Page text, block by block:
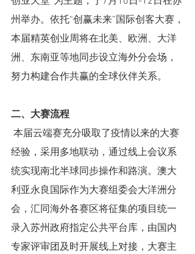
州举办。依托“创赢未来”国际创客大赛，
本届精英创业周将在北美、欧洲、大洋
洲、东南亚等地同步设立海外分会场，
努力构建合作共赢的全球伙伴关系。
二、大赛流程
经验，采用多地联动，通过线上会议系
统实现南北半球同步操作和路演。澳大
利亚永良国际作为大赛组委会大洋洲分
会，汇同海外各赛区将征集的项目统一
录入苏州政府指定公共平台库，由国内
专家评审团及时开展线上对接，大赛主